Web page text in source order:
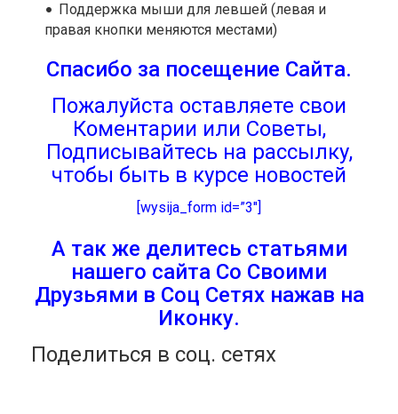
Поддержка мыши для левшей (левая и
правая кнопки меняются местами)
Спасибо за посещение Сайта.
Пожалуйста оставляете свои
Коментарии или Советы,
Подписывайтесь на рассылку,
чтобы быть в курсе новостей
[wysija_form id=”3″]
А так же делитесь статьями
нашего сайта Со Своими
Друзьями в Соц Сетях нажав на
Иконку.
Поделиться в соц. сетях